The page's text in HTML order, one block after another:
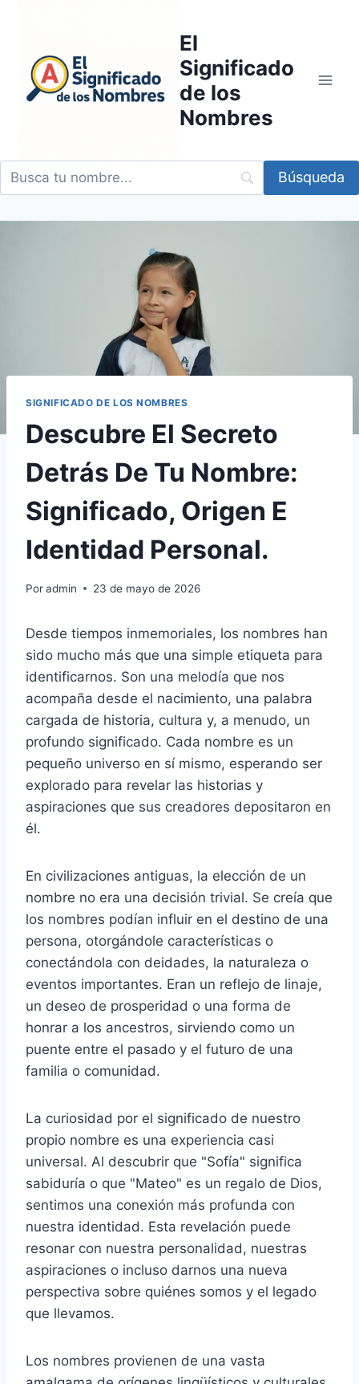
contenido
El
Significado
de los
Nombres
SIGNIFICADO DE LOS NOMBRES
Descubre El Secreto
Detrás De Tu Nombre:
Significado, Origen E
Identidad Personal.
Poradmin 23 de mayo de 2026
Desde tiempos inmemoriales, los nombres han
sido mucho más que una simple etiqueta para
identificarnos. Son una melodía que nos
acompaña desde el nacimiento, una palabra
cargada de historia, cultura y, a menudo, un
profundo significado. Cada nombre es un
pequeño universo en sí mismo, esperando ser
explorado para revelar las historias y
aspiraciones que sus creadores depositaron en
él.
En civilizaciones antiguas, la elección de un
nombre no era una decisión trivial. Se creía que
los nombres podían influir en el destino de una
persona, otorgándole características o
conectándola con deidades, la naturaleza o
eventos importantes. Eran un reflejo de linaje,
un deseo de prosperidad o una forma de
honrar a los ancestros, sirviendo como un
puente entre el pasado y el futuro de una
familia o comunidad.
La curiosidad por el significado de nuestro
propio nombre es una experiencia casi
universal. Al descubrir que "Sofía" significa
sabiduría o que "Mateo" es un regalo de Dios,
sentimos una conexión más profunda con
nuestra identidad. Esta revelación puede
resonar con nuestra personalidad, nuestras
aspiraciones o incluso darnos una nueva
perspectiva sobre quiénes somos y el legado
que llevamos.
Los nombres provienen de una vasta